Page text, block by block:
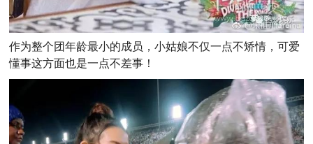
作为整个团年龄最小的成员，小姑娘不仅一点不矫情，可爱
懂事这方面也是一点不差事！